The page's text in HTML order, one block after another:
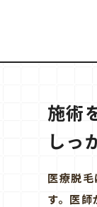
施術
しっ
医療脱
す。医